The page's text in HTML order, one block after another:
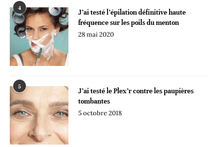
4
J’ai testé l’épilation définitive haute
fréquence sur les poils du menton
28 mai 2020
5
J’ai testé le Plex’r contre les paupières
tombantes
5 octobre 2018